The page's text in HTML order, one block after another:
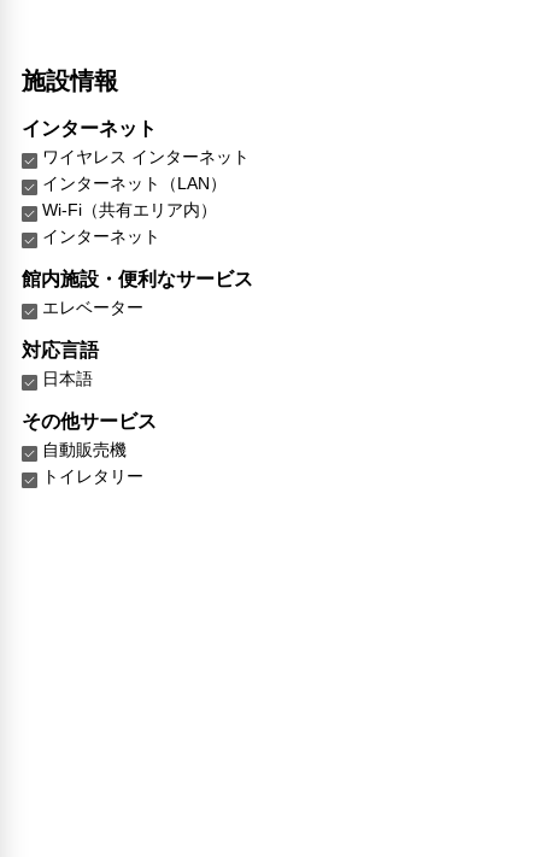
施設情報
インターネット
ワイヤレス インターネット
インターネット（LAN）
Wi-Fi（共有エリア内）
インターネット
館内施設・便利なサービス
エレベーター
対応言語
日本語
その他サービス
自動販売機
トイレタリー